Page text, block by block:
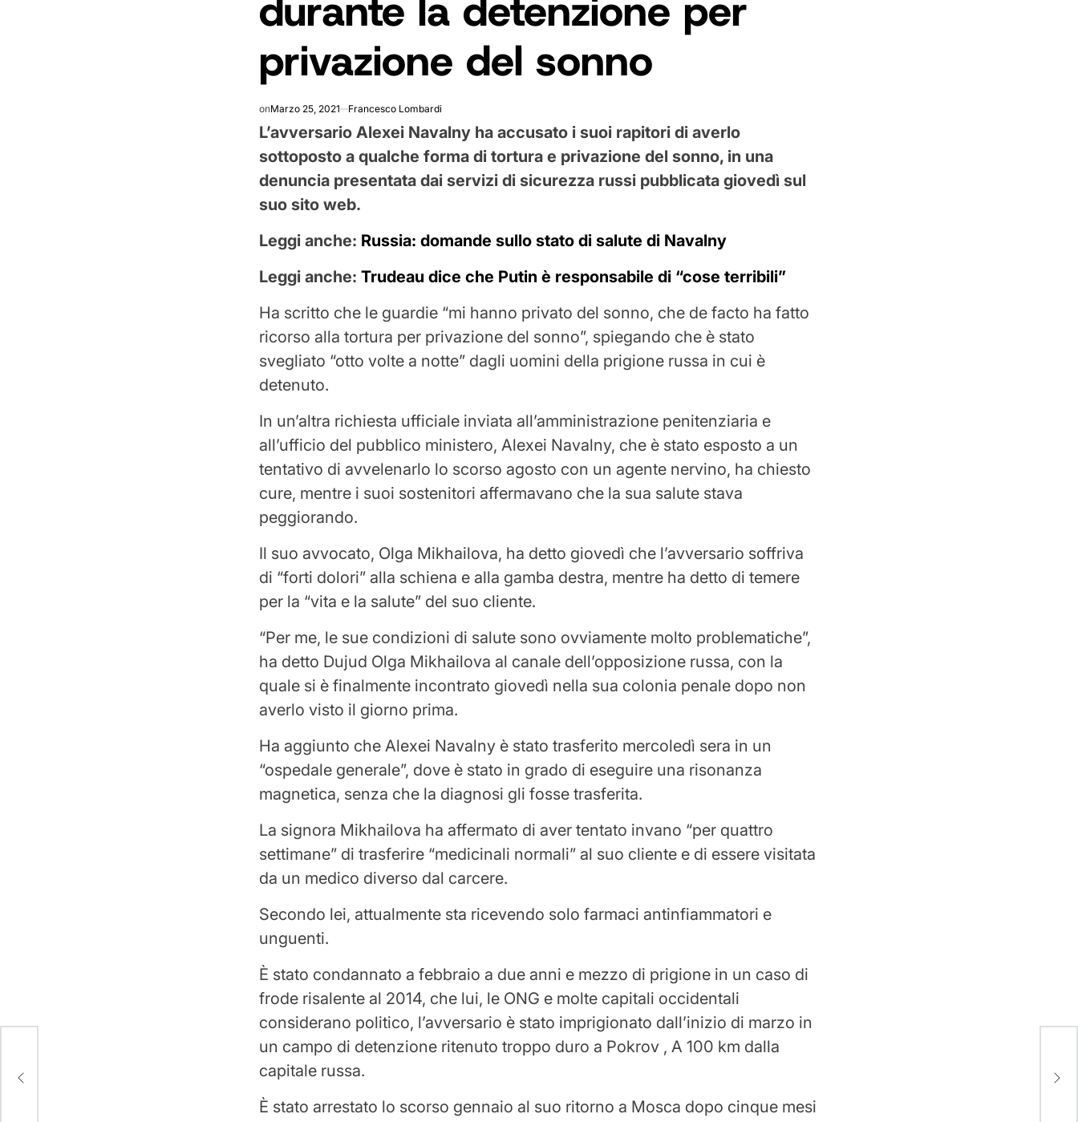
durante la detenzione per
privazione del sonno
onMarzo 25, 2021 Francesco Lombardi
L’avversario Alexei Navalny ha accusato i suoi rapitori di averlo
sottoposto a qualche forma di tortura e privazione del sonno, in una
denuncia presentata dai servizi di sicurezza russi pubblicata giovedì sul
suo sito web.
Leggi anche: Russia: domande sullo stato di salute di Navalny
Leggi anche:Trudeau dice che Putin è responsabile di “cose ​​terribili”
Ha scritto che le guardie “mi hanno privato del sonno, che de facto ha fatto
ricorso alla tortura per privazione del sonno”, spiegando che è stato
svegliato “otto volte a notte” dagli uomini della prigione russa in cui è
detenuto.
In un’altra richiesta ufficiale inviata all’amministrazione penitenziaria e
all’ufficio del pubblico ministero, Alexei Navalny, che è stato esposto a un
tentativo di avvelenarlo lo scorso agosto con un agente nervino, ha chiesto
cure, mentre i suoi sostenitori affermavano che la sua salute stava
peggiorando.
Il suo avvocato, Olga Mikhailova, ha detto giovedì che l’avversario soffriva
di “forti dolori” alla schiena e alla gamba destra, mentre ha detto di temere
per la “vita e la salute” del suo cliente.
“Per me, le sue condizioni di salute sono ovviamente molto problematiche”,
ha detto Dujud Olga Mikhailova al canale dell’opposizione russa, con la
quale si è finalmente incontrato giovedì nella sua colonia penale dopo non
averlo visto il giorno prima.
Ha aggiunto che Alexei Navalny è stato trasferito mercoledì sera in un
“ospedale generale”, dove è stato in grado di eseguire una risonanza
magnetica, senza che la diagnosi gli fosse trasferita.
La signora Mikhailova ha affermato di aver tentato invano “per quattro
settimane” di trasferire “medicinali normali” al suo cliente e di essere visitata
da un medico diverso dal carcere.
Secondo lei, attualmente sta ricevendo solo farmaci antinfiammatori e
unguenti.
È stato condannato a febbraio a due anni e mezzo di prigione in un caso di
frode risalente al 2014, che lui, le ONG e molte capitali occidentali
considerano politico, l’avversario è stato imprigionato dall’inizio di marzo in
un campo di detenzione ritenuto troppo duro a Pokrov , A 100 km dalla
capitale russa.
È stato arrestato lo scorso gennaio al suo ritorno a Mosca dopo cinque mesi
in